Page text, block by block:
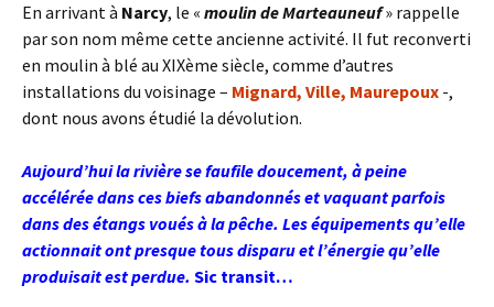
En arrivant à Narcy, le « moulin de Marteauneuf» rappelle
par son nom même cette ancienne activité. Il fut reconverti
en moulin à blé au XIXème siècle, comme d’autres
installations du voisinage – Mignard, Ville, Maurepoux -,
dont nous avons étudié la dévolution.
Aujourd’hui la rivière se faufile doucement, à peine
accélérée dans ces biefs abandonnés et vaquant parfois
dans des étangs voués à la pêche. Les équipements qu’elle
actionnait ont presque tous disparu et l’énergie qu’elle
produisait est perdue. Sic transit…